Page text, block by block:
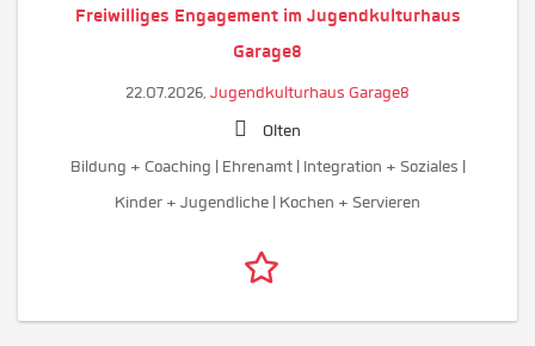
Freiwilliges Engagement im Jugendkulturhaus
Garage8
22.07.2026, Jugendkulturhaus Garage8
Olten
Bildung + Coaching | Ehrenamt | Integration + Soziales |
Kinder + Jugendliche | Kochen + Servieren